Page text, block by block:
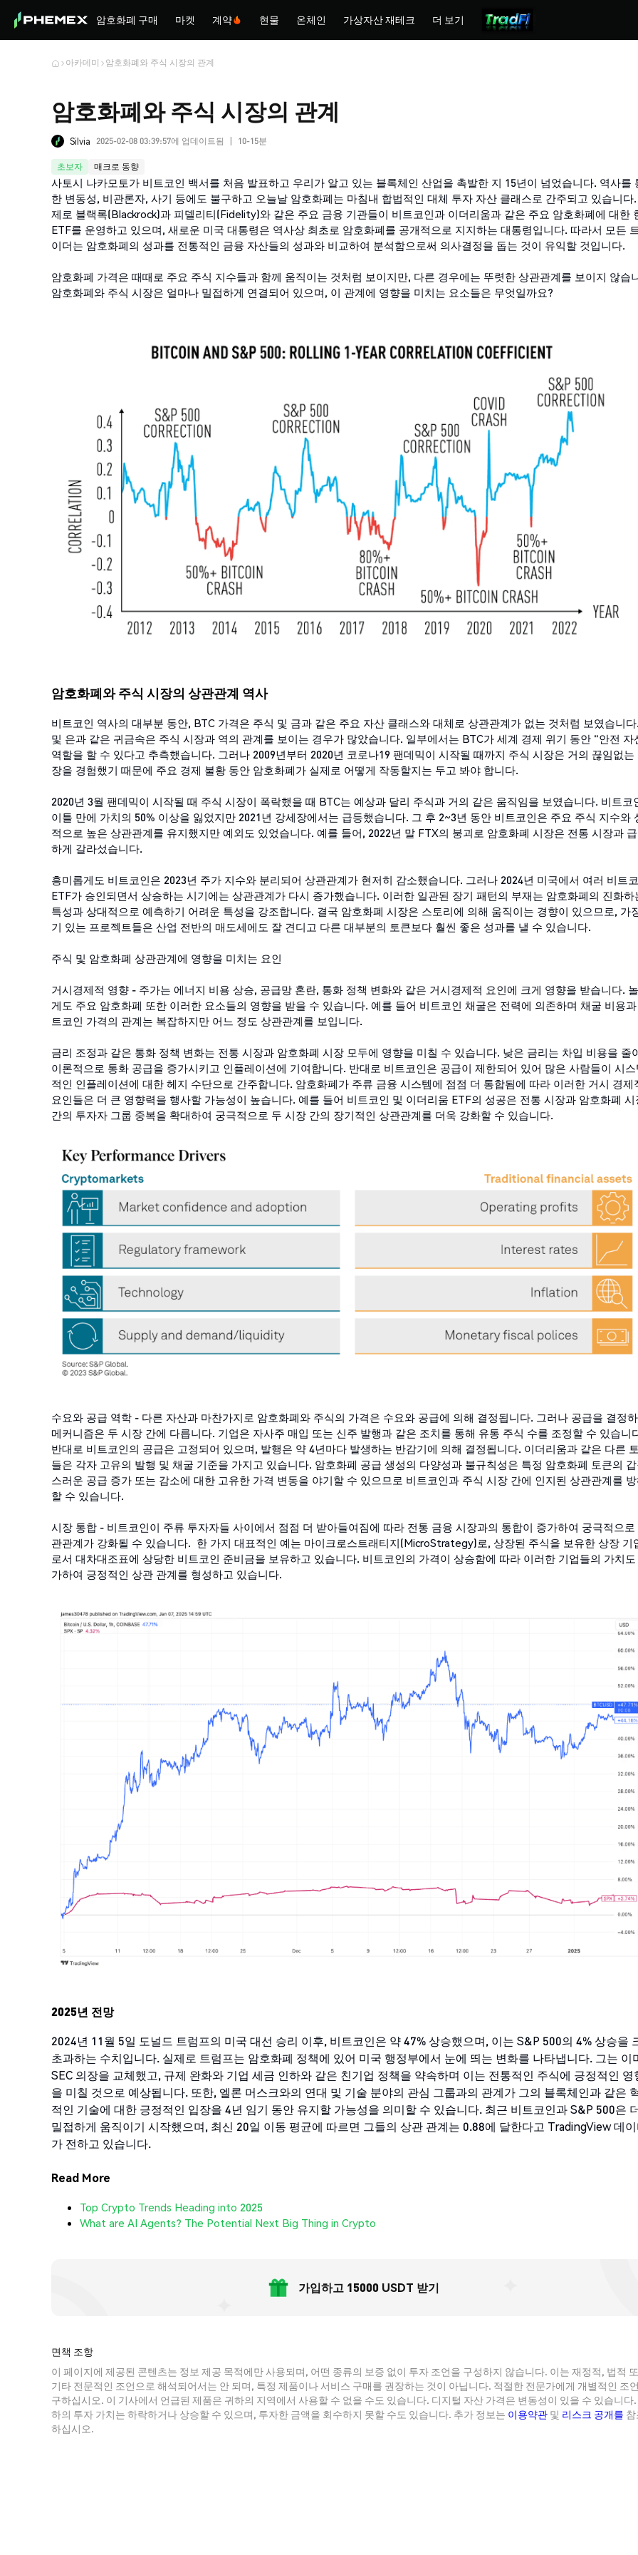
암호화폐 구매 마켓 계약 현물 온체인 가상자산 재테크 더 보기
아카데미 암호화폐와 주식 시장의 관계
암호화폐와 주식 시장의 관계
Silvia 2025-02-08 03:39:57에 업데이트됨 10-15분
초보자 매크로 동향
사토시 나카모토가 비트코인 백서를 처음 발표하고 우리가 알고 있는 블록체인 산업을 촉발한 지 15년이 넘었습니다. 역사를
한 변동성, 비관론자, 사기 등에도 불구하고 오늘날 암호화폐는 마침내 합법적인 대체 투자 자산 클래스로 간주되고 있습니다.
제로 블랙록(Blackrock)과 피델리티(Fidelity)와 같은 주요 금융 기관들이 비트코인과 이더리움과 같은 주요 암호화폐에 대한
ETF를 운영하고 있으며, 새로운 미국 대통령은 역사상 최초로 암호화폐를 공개적으로 지지하는 대통령입니다. 따라서 모든
이더는 암호화폐의 성과를 전통적인 금융 자산들의 성과와 비교하여 분석함으로써 의사결정을 돕는 것이 유익할 것입니다.
암호화폐 가격은 때때로 주요 주식 지수들과 함께 움직이는 것처럼 보이지만, 다른 경우에는 뚜렷한 상관관계를 보이지 않습
암호화폐와 주식 시장은 얼마나 밀접하게 연결되어 있으며, 이 관계에 영향을 미치는 요소들은 무엇일까요?
암호화폐와 주식 시장의 상관관계 역사
비트코인 역사의 대부분 동안, BTC 가격은 주식 및 금과 같은 주요 자산 클래스와 대체로 상관관계가 없는 것처럼 보였습니
및 은과 같은 귀금속은 주식 시장과 역의 관계를 보이는 경우가 많았습니다. 일부에서는 BTC가 세계 경제 위기 동안 "안전 자
역할을 할 수 있다고 추측했습니다. 그러나 2009년부터 2020년 코로나19 팬데믹이 시작될 때까지 주식 시장은 거의 끊임없는
장을 경험했기 때문에 주요 경제 불황 동안 암호화폐가 실제로 어떻게 작동할지는 두고 봐야 합니다.
2020년 3월 팬데믹이 시작될 때 주식 시장이 폭락했을 때 BTC는 예상과 달리 주식과 거의 같은 움직임을 보였습니다. 비트코
이틀 만에 가치의 50% 이상을 잃었지만 2021년 강세장에서는 급등했습니다. 그 후 2~3년 동안 비트코인은 주요 주식 지수와
적으로 높은 상관관계를 유지했지만 예외도 있었습니다. 예를 들어, 2022년 말 FTX의 붕괴로 암호화폐 시장은 전통 시장과
하게 갈라섰습니다.
흥미롭게도 비트코인은 2023년 주가 지수와 분리되어 상관관계가 현저히 감소했습니다. 그러나 2024년 미국에서 여러 비트
ETF가 승인되면서 상승하는 시기에는 상관관계가 다시 증가했습니다. 이러한 일관된 장기 패턴의 부재는 암호화폐의 진화하
특성과 상대적으로 예측하기 어려운 특성을 강조합니다. 결국 암호화폐 시장은 스토리에 의해 움직이는 경향이 있으므로, 가
기 있는 프로젝트들은 산업 전반의 매도세에도 잘 견디고 다른 대부분의 토큰보다 훨씬 좋은 성과를 낼 수 있습니다.
주식 및 암호화폐 상관관계에 영향을 미치는 요인
거시경제적 영향 - 주가는 에너지 비용 상승, 공급망 혼란, 통화 정책 변화와 같은 거시경제적 요인에 크게 영향을 받습니다.
게도 주요 암호화폐 또한 이러한 요소들의 영향을 받을 수 있습니다. 예를 들어 비트코인 채굴은 전력에 의존하며 채굴 비용과
트코인 가격의 관계는 복잡하지만 어느 정도 상관관계를 보입니다.
금리 조정과 같은 통화 정책 변화는 전통 시장과 암호화폐 시장 모두에 영향을 미칠 수 있습니다. 낮은 금리는 차입 비용을 줄
이론적으로 통화 공급을 증가시키고 인플레이션에 기여합니다. 반대로 비트코인은 공급이 제한되어 있어 많은 사람들이 시스
적인 인플레이션에 대한 헤지 수단으로 간주합니다. 암호화폐가 주류 금융 시스템에 점점 더 통합됨에 따라 이러한 거시 경제
요인들은 더 큰 영향력을 행사할 가능성이 높습니다. 예를 들어 비트코인 및 이더리움 ETF의 성공은 전통 시장과 암호화폐 시
간의 투자자 그룹 중복을 확대하여 궁극적으로 두 시장 간의 장기적인 상관관계를 더욱 강화할 수 있습니다.
수요와 공급 역학 - 다른 자산과 마찬가지로 암호화폐와 주식의 가격은 수요와 공급에 의해 결정됩니다. 그러나 공급을 결정
메커니즘은 두 시장 간에 다릅니다. 기업은 자사주 매입 또는 신주 발행과 같은 조치를 통해 유통 주식 수를 조정할 수 있습니
반대로 비트코인의 공급은 고정되어 있으며, 발행은 약 4년마다 발생하는 반감기에 의해 결정됩니다. 이더리움과 같은 다른
들은 각자 고유의 발행 및 채굴 기준을 가지고 있습니다. 암호화폐 공급 생성의 다양성과 불규칙성은 특정 암호화폐 토큰의
스러운 공급 증가 또는 감소에 대한 고유한 가격 변동을 야기할 수 있으므로 비트코인과 주식 시장 간에 인지된 상관관계를 방
할 수 있습니다.
시장 통합 - 비트코인이 주류 투자자들 사이에서 점점 더 받아들여짐에 따라 전통 금융 시장과의 통합이 증가하여 궁극적으로
관관계가 강화될 수 있습니다. 한 가지 대표적인 예는 마이크로스트래티지(MicroStrategy)로, 상장된 주식을 보유한 상장 기
로서 대차대조표에 상당한 비트코인 ​​준비금을 보유하고 있습니다. 비트코인의 가격이 상승함에 따라 이러한 기업들의 가치도
가하여 긍정적인 상관 관계를 형성하고 있습니다.
2025년 전망
2024년 11월 5일 도널드 트럼프의 미국 대선 승리 이후, 비트코인은 약 47% 상승했으며, 이는 S&P 500의 4% 상승을
초과하는 수치입니다. 실제로 트럼프는 암호화폐 정책에 있어 미국 행정부에서 눈에 띄는 변화를 나타냅니다. 그는 이
SEC 의장을 교체했고, 규제 완화와 기업 세금 인하와 같은 친기업 정책을 약속하며 이는 전통적인 주식에 긍정적인 영
을 미칠 것으로 예상됩니다. 또한, 엘론 머스크와의 연대 및 기술 분야의 관심 그룹과의 관계가 그의 블록체인과 같은
적인 기술에 대한 긍정적인 입장을 4년 임기 동안 유지할 가능성을 의미할 수 있습니다. 최근 비트코인과 S&P 500은
밀접하게 움직이기 시작했으며, 최신 20일 이동 평균에 따르면 그들의 상관 관계는 0.88에 달한다고 TradingView 데이
가 전하고 있습니다.
Read More
Top Crypto Trends Heading into 2025
What are AI Agents? The Potential Next Big Thing in Crypto
가입하고 15000 USDT 받기
면책 조항
이 페이지에 제공된 콘텐츠는 정보 제공 목적에만 사용되며, 어떤 종류의 보증 없이 투자 조언을 구성하지 않습니다. 이는 재정적, 법적
기타 전문적인 조언으로 해석되어서는 안 되며, 특정 제품이나 서비스 구매를 권장하는 것이 아닙니다. 적절한 전문가에게 개별적인 조
구하십시오. 이 기사에서 언급된 제품은 귀하의 지역에서 사용할 수 없을 수도 있습니다. 디지털 자산 가격은 변동성이 있을 수 있습니다.
하의 투자 가치는 하락하거나 상승할 수 있으며, 투자한 금액을 회수하지 못할 수도 있습니다. 추가 정보는 이용약관 및 리스크 공개를 참
하십시오.